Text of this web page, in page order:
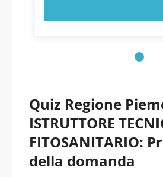
Quiz Regione
ISTRUTTORE
FITOSANITARIO:
della domanda